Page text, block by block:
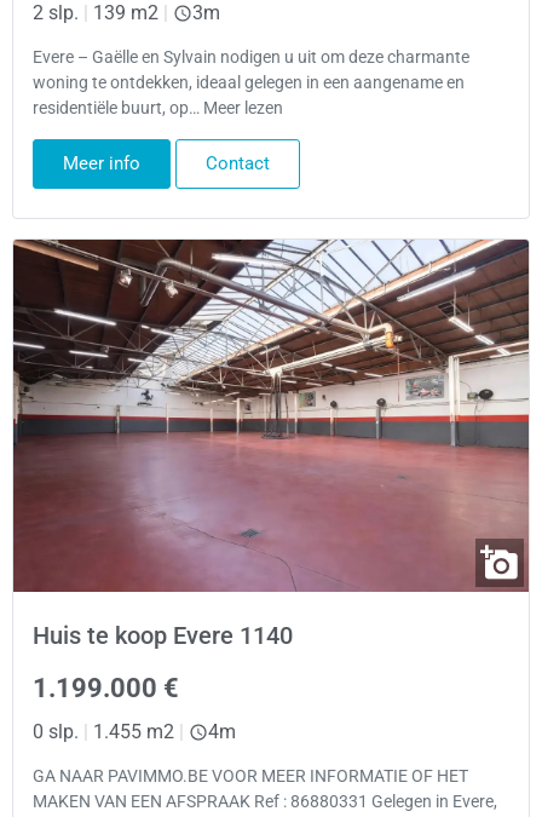
2 slp. | 139 m2 | 3m
Evere – Gaëlle en Sylvain nodigen u uit om deze charmante
woning te ontdekken, ideaal gelegen in een aangename en
residentiële buurt, op… Meer lezen
Meer info Contact
Huis te koop Evere 1140
1.199.000 €
0 slp. | 1.455 m2 | 4m
GA NAAR PAVIMMO.BE VOOR MEER INFORMATIE OF HET
MAKEN VAN EEN AFSPRAAK Ref : 86880331 Gelegen in Evere,